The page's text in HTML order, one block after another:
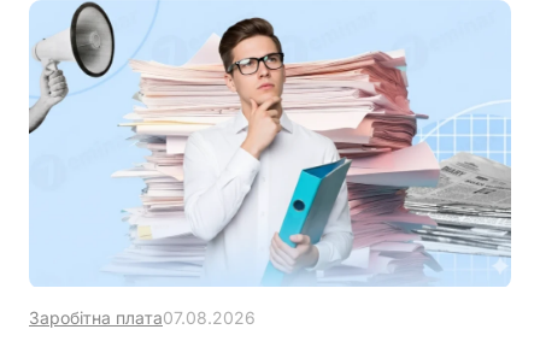
Заробітна плата07.08.2026